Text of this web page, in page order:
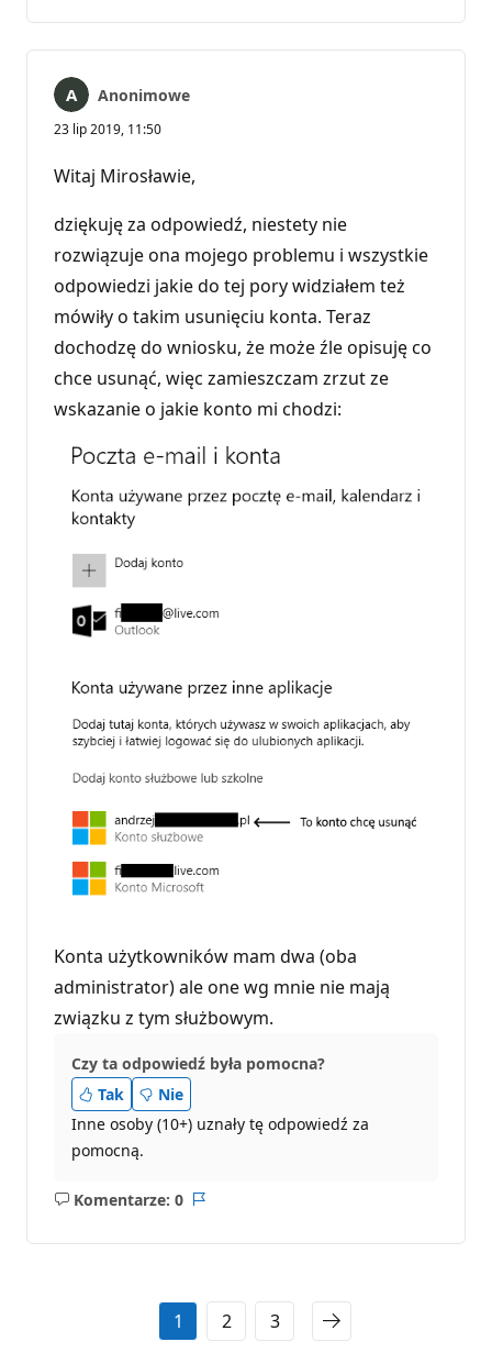
Anonimowe
23 lip 2019, 11:50
Witaj Mirosławie,
dziękuję za odpowiedź, niestety nie
rozwiązuje ona mojego problemu i wszystkie
odpowiedzi jakie do tej pory widziałem też
mówiły o takim usunięciu konta. Teraz
dochodzę do wniosku, że może źle opisuję co
chce usunąć, więc zamieszczam zrzut ze
wskazanie o jakie konto mi chodzi:
Konta użytkowników mam dwa (oba
administrator) ale one wg mnie nie mają
związku z tym służbowym.
Czy ta odpowiedź była pomocna?
Tak
Nie
Inne osoby (10+) uznały tę odpowiedź za
pomocną.
Komentarze: 0
Brak
1 2 3